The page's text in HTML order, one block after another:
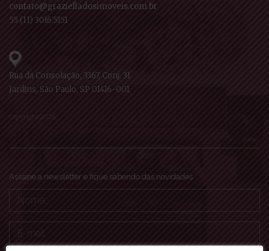
contato@grazielladosimoveis.com.br
55 (11) 3016.5151
Rua da Consolação, 3367, Conj. 31
Jardins, São Paulo, SP 01416-001
Copyright 2026
Asssine a newsletter e fique sabendo das novidades.